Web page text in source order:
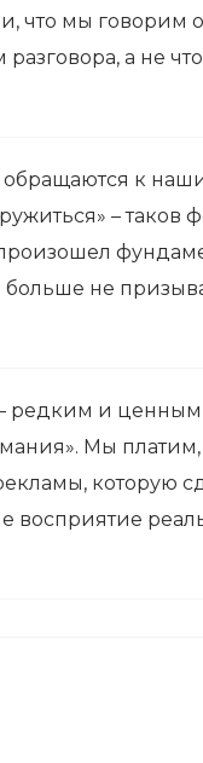
что мы говорим
а не
к
–
не
и ценным
Мы
которую
восприятие